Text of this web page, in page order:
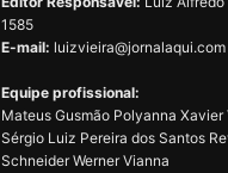
1585
E-mail: luizvieira@jornalaqui.com
Equipe profissional:
Mateus Gusmão Polyanna
Sérgio Luiz Pereira dos Santos
Schneider Werner Vianna